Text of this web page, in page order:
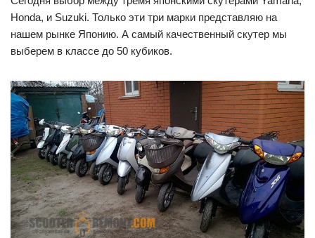
Honda, и Suzuki. Только эти три марки представляю на
нашем рынке Японию. А самый качественный скутер мы
выберем в классе до 50 кубиков.